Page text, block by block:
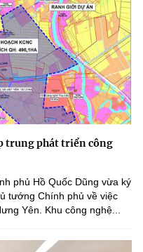
trung phát triển công
phủ Hồ Quốc Dũng vừa ký
tướng Chính phủ về việc
Yên. Khu công nghệ...